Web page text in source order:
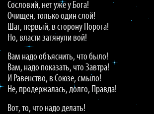
Сословий, нет уже у Бога!
Очищен, только один слой!
Шаг, первый, в сторону Порога!
Но, власти затянули вой!
Вам надо объяснить, что было!
Вам, надо показать, что Завтра!
И Равенство, в Союзе, смыло!
Не, продержалась, долго, Правда!
Вот, то, что надо делать!